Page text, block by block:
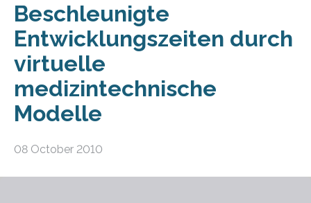
Beschleunigte
Entwicklungszeiten durch
virtuelle
medizintechnische
Modelle
08 October 2010